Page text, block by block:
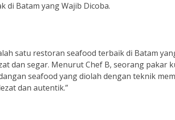
di Batam yang Wajib Dicoba.
satu restoran seafood terbaik di Batam
dan segar. Menurut Chef B, seorang pakar
seafood yang diolah dengan teknik
dan autentik.”